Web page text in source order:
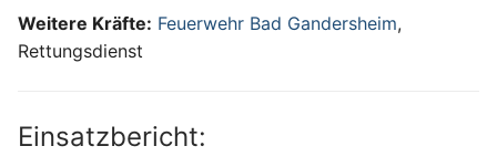
Weitere Kräfte: Feuerwehr Bad Gandersheim,
Rettungsdienst
Einsatzbericht: